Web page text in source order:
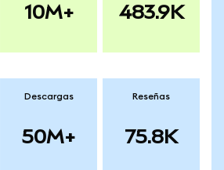
10M+ 483.9K
Descargas
50M+
Reseñas
75.8K